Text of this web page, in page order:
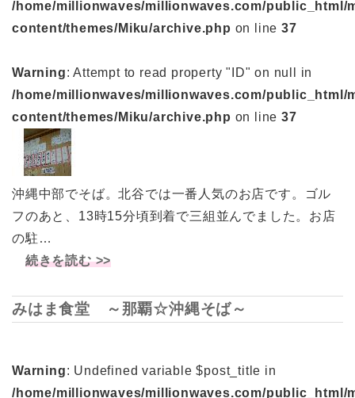
/home/millionwaves/millionwaves.com/public_html/
content/themes/Miku/archive.php on line37
Warning: Attempt to read property "ID" on null in
/home/millionwaves/millionwaves.com/public_html/
content/themes/Miku/archive.php on line37
沖縄中部でそば。北谷では一番人気のお店です。ゴル
フのあと、13時15分頃到着で三組並んでました。お店
の駐…
続きを読む >>
みはま食堂 ～那覇☆沖縄そば～
Warning: Undefined variable $post_title in
/home/millionwaves/millionwaves.com/public_html/